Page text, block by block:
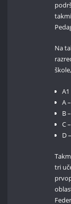
Na
A
B
C
D
tri